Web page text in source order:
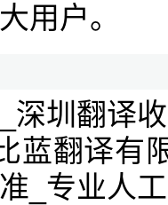
用户。
深圳翻译
蓝翻译有
_专业人